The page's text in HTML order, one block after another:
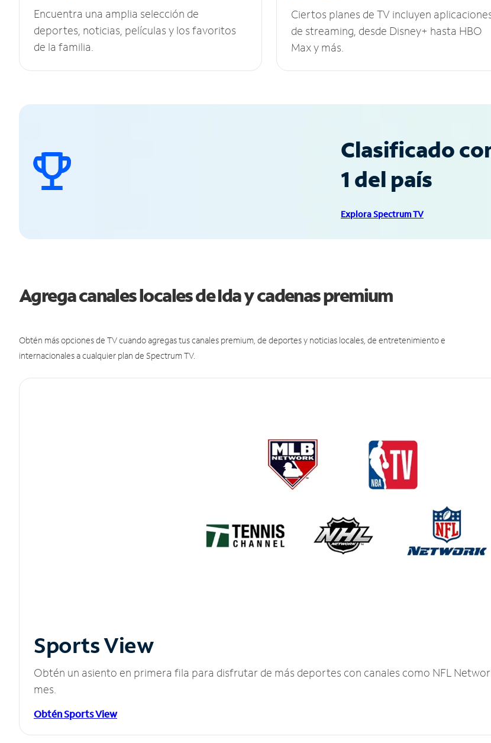
Encuentra una amplia selección de
deportes, noticias, películas y los favoritos
de la familia.
Ciertos planes de TV incluyen
de streaming, desde Disney+ hasta HBO
Max y más.
Clasificado
1 del país
Explora Spectrum TV
Agrega canales locales de Ida y cadenas premium
Obtén más opciones de TV cuando agregas tus canales premium, de deportes y noticias locales, de entretenimiento e
internacionales a cualquier plan de Spectrum TV.
Sports View
Obtén un asiento en primera fila para disfrutar de más deportes con canales como NFL
mes.
Obtén Sports View